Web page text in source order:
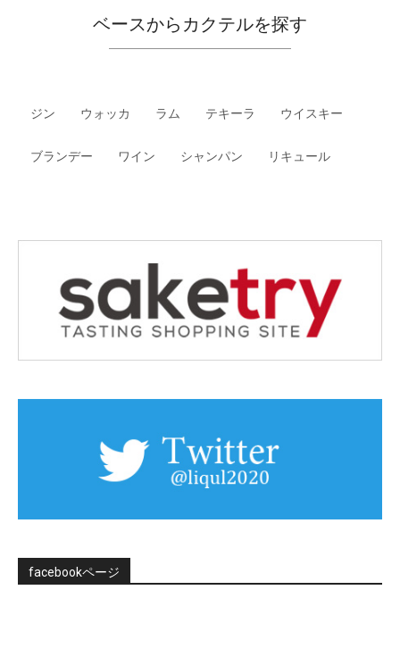
ベースからカクテルを探す
ジン ウォッカ ラム テキーラ ウイスキー
ブランデー ワイン シャンパン リキュール
facebookページ